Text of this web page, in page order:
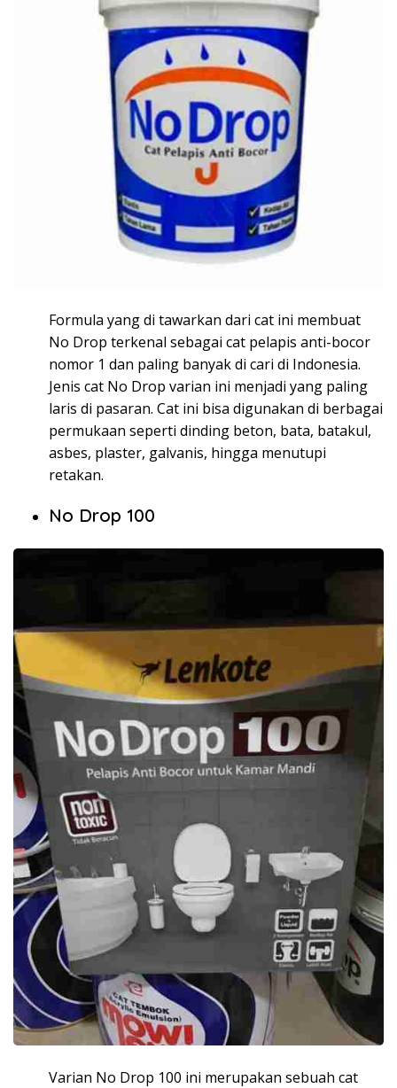
Formula yang di tawarkan dari cat ini membuat
No Drop terkenal sebagai cat pelapis anti-bocor
nomor 1 dan paling banyak di cari di Indonesia.
Jenis cat No Drop varian ini menjadi yang paling
laris di pasaran. Cat ini bisa digunakan di berbagai
permukaan seperti dinding beton, bata, batakul,
asbes, plaster, galvanis, hingga menutupi
retakan.
No Drop 100
Varian No Drop 100 ini merupakan sebuah cat